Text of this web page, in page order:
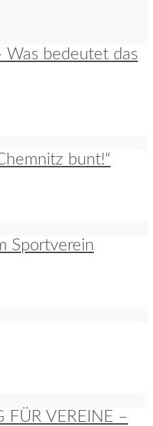
Was bedeutet das
bunt!“
Sportverein
FÜR VEREINE –